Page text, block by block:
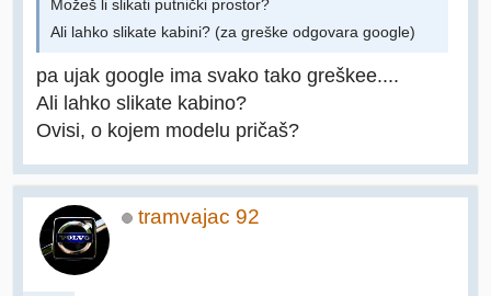
Možeš li slikati putnički prostor?
Ali lahko slikate kabini? (za greške odgovara google)
pa ujak google ima svako tako greškee....
Ali lahko slikate kabino?
Ovisi, o kojem modelu pričaš?
tramvajac 92